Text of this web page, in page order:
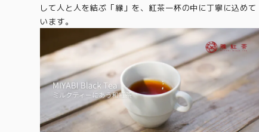
して人と人を結ぶ「縁」を、紅茶一杯の中に丁寧に込めて
います。